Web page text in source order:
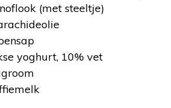
(met steeltje)
yoghurt, 10% vet